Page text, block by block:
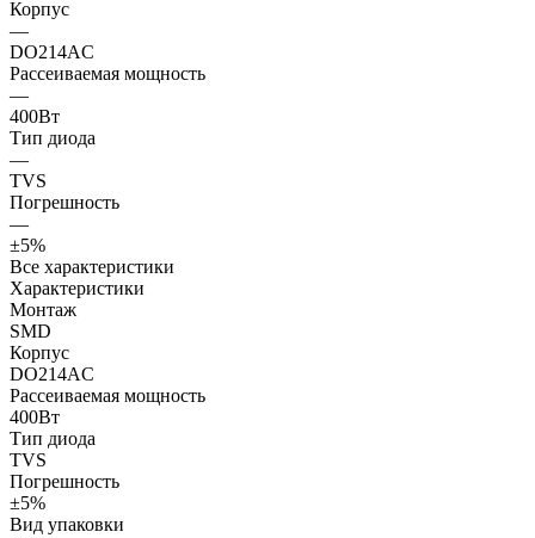
Корпус
—
DO214AC
Рассеиваемая мощность
—
400Вт
Тип диода
—
TVS
Погрешность
—
±5%
Все характеристики
Характеристики
Монтаж
SMD
Корпус
DO214AC
Рассеиваемая мощность
400Вт
Тип диода
TVS
Погрешность
±5%
Вид упаковки